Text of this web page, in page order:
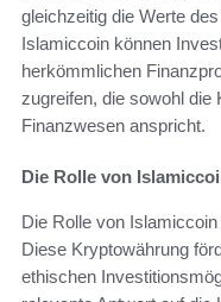
gleichzeitig die Werte
Islamiccoin können
herkömmlichen
zugreifen, die sowohl
Finanzwesen anspricht.
Die Rolle von
Die Rolle von
Diese Kryptowährung
ethischen